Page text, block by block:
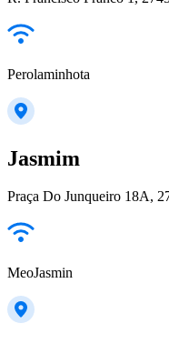
Perolaminhota
Jasmim
Praça Do Junqueiro 18A,
MeoJasmin